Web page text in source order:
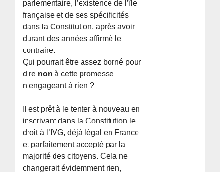
parlementaire, l’existence de l’île
française et de ses spécificités
dans la Constitution, après avoir
durant des années affirmé le
contraire.
Qui pourrait être assez borné pour
dire nonà cette promesse
n’engageant à rien ?
Il est prêt à le tenter à nouveau en
inscrivant dans la Constitution le
droit à l’IVG, déjà légal en France
et parfaitement accepté par la
majorité des citoyens. Cela ne
changerait évidemment rien,